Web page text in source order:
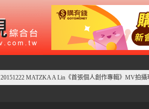
20151222 MATZKA A Lin《首張個人創作專輯》MV拍攝